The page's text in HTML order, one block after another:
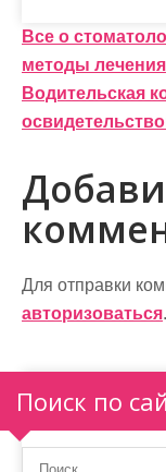
Н
а
в
и
г
а
ц
и
я
п
о
Все о
методы лечения
Водительская
Для отправки
авторизоваться.
Поиск по